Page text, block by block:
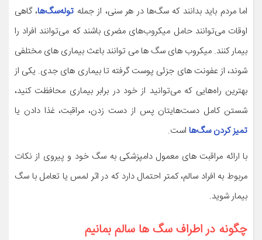
اما مردم باید بدانند که سگ‌ها در هر سنی، از جمله توله‌سگ‌ها، گاهی
اوقات می‌توانند حامل میکروب‌های مضری باشند که می‌توانند افراد را
بیمار کنند. میکروب های سگ ها می توانند باعث بیماری های مختلفی
شوند، از عفونت های جزئی پوست گرفته تا بیماری های جدی. یکی از
بهترین راه‌هایی که می‌توانید از خود در برابر بیماری محافظت کنید،
شستن کامل دست‌هایتان پس از دست زدن، مراقبت، غذا دادن یا
تمیز کردن سگ‌ها است.
با ارائه مراقبت های معمول دامپزشکی به سگ خود و پیروی از نکات
مربوط به افراد سالم، کمتر احتمال دارد که در اثر لمس یا تعامل با سگ
بیمار شوید.
چگونه در اطراف سگ ها سالم بمانیم